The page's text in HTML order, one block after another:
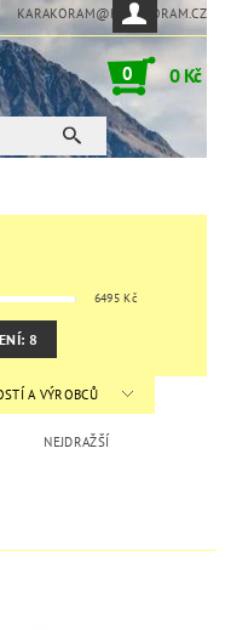
KARAKORAM@KARAKORAM.CZ
0 0 Kč
6495 Kč
8
A VÝROBCŮ
NEJDRAŽŠÍ